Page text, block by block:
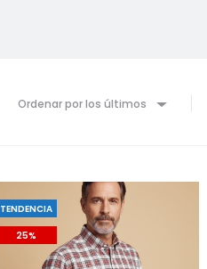
Ordenar por los últimos
TENDENCIA
25%